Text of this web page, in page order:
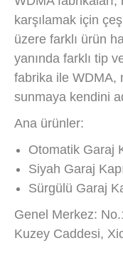
karşılamak için
üzere farklı ürün
yanında farklı tip
fabrika ile WDMA,
sunmaya kendini
Ana ürünler:
Otomatik Garaj
Siyah Garaj
Sürgülü Garaj
Genel Merkez:
Kuzey Caddesi,